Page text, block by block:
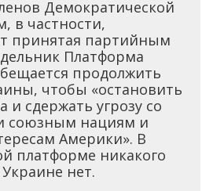
Демократической
в частности,
принятая партийным
Платформа
продолжить
чтобы «остановить
и сдержать угрозу со
союзным нациям и
Америки». В
платформе никакого
нет.